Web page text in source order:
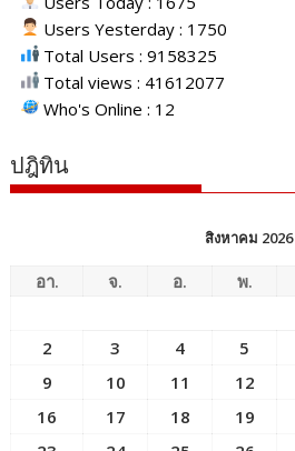
Users Yesterday : 1750
Total Users : 9158325
Total views : 41612077
Who's Online : 12
ปฎิทิน
สิงหาคม 2026
อา. จ. อ. พ.
2
3 4 5
9
10 11 12
16
17 18 19